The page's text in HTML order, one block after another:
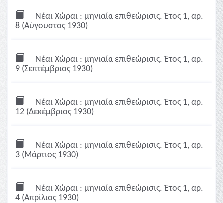
Νέαι Χώραι : μηνιαία επιθεώρισις. Έτος 1, αρ.
8 (Αύγουστος 1930)
Νέαι Χώραι : μηνιαία επιθεώρισις. Έτος 1, αρ.
9 (Σεπτέμβριος 1930)
Νέαι Χώραι : μηνιαία επιθεώρισις. Έτος 1, αρ.
12 (Δεκέμβριος 1930)
Νέαι Χώραι : μηνιαία επιθεώρισις. Έτος 1, αρ.
3 (Μάρτιος 1930)
Νέαι Χώραι : μηνιαία επιθεώρισις. Έτος 1, αρ.
4 (Απρίλιος 1930)